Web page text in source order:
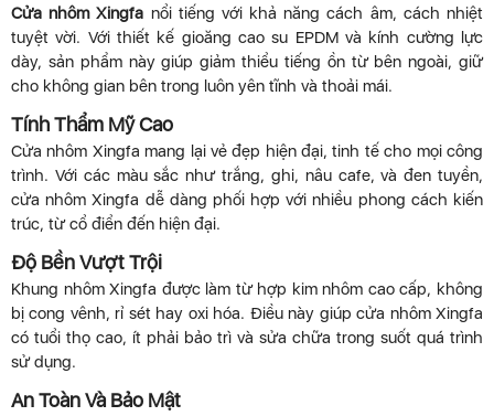
Cửa nhôm Xingfa nổi tiếng với khả năng cách âm, cách nhiệt
tuyệt vời. Với thiết kế gioăng cao su EPDM và kính cường lực
dày, sản phẩm này giúp giảm thiểu tiếng ồn từ bên ngoài, giữ
cho không gian bên trong luôn yên tĩnh và thoải mái.
Tính Thẩm Mỹ Cao
Cửa nhôm Xingfa mang lại vẻ đẹp hiện đại, tinh tế cho mọi công
trình. Với các màu sắc như trắng, ghi, nâu cafe, và đen tuyền,
cửa nhôm Xingfa dễ dàng phối hợp với nhiều phong cách kiến
trúc, từ cổ điển đến hiện đại.
Độ Bền Vượt Trội
Khung nhôm Xingfa được làm từ hợp kim nhôm cao cấp, không
bị cong vênh, rỉ sét hay oxi hóa. Điều này giúp cửa nhôm Xingfa
có tuổi thọ cao, ít phải bảo trì và sửa chữa trong suốt quá trình
sử dụng.
An Toàn Và Bảo Mật